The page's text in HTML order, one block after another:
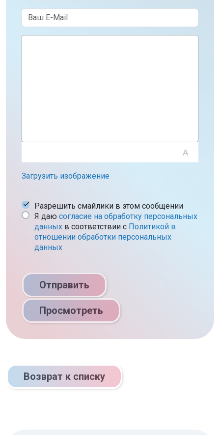
Загрузить изображение
Разрешить смайлики в этом сообщении
Я даю согласие на обработку персональных
данных в соответствии c Политикой в
отношении обработки персональных
данных
Отправить
Просмотреть
Возврат к списку